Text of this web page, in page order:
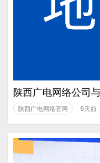
陕西广电网络公司
陕西广电网络官网 6天前